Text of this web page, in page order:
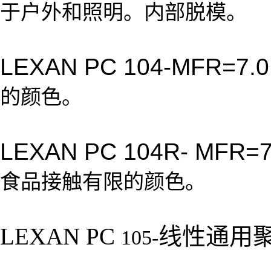
于户外和照明。内部脱模。
LEXAN PC 104-
的颜色。
LEXAN PC 104R-
食品接触有限的颜色。
LEXAN PC 105-线性通用